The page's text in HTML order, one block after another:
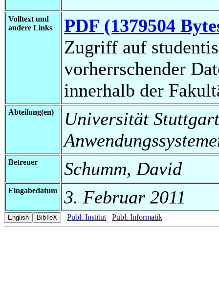
Volltext und
andere Links
PDF (1379504
Zugriff auf
vorherrschender
innerhalb der
Abteilung(en)
Universität
Betreuer Schumm, David
Eingabedatum 3. Februar 2011
Publ. Institut Publ. Informatik